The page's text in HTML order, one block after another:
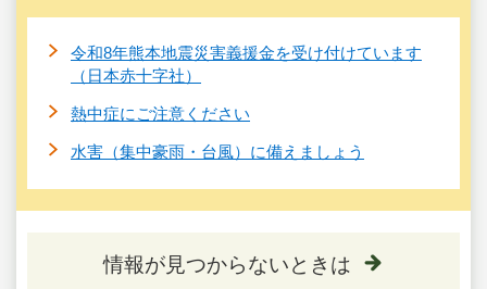
令和8年熊本地震災害義援金を受け付けています
（日本赤十字社）
熱中症にご注意ください
水害（集中豪雨・台風）に備えましょう
情報が見つからないときは